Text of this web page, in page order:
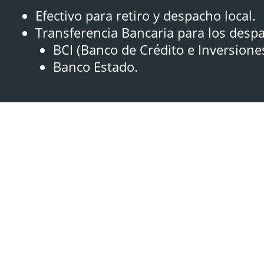
Efectivo para retiro y despacho local.
Transferencia Bancaria para los
BCI (Banco de Crédito e
Banco Estado.